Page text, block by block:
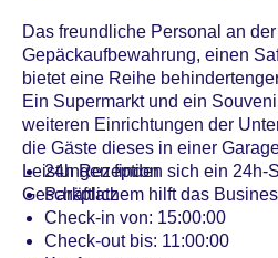
Das freundliche Personal an
Gepäckaufbewahrung, einen
bietet eine Reihe
Ein Supermarkt und ein
weiteren Einrichtungen der
die Gäste dieses in einer
Leistungen finden sich ein
Geschäftlichem hilft das
24h Rezeption
Parkplatz
Check-in von: 15:00:00
Check-out bis: 11:00:00